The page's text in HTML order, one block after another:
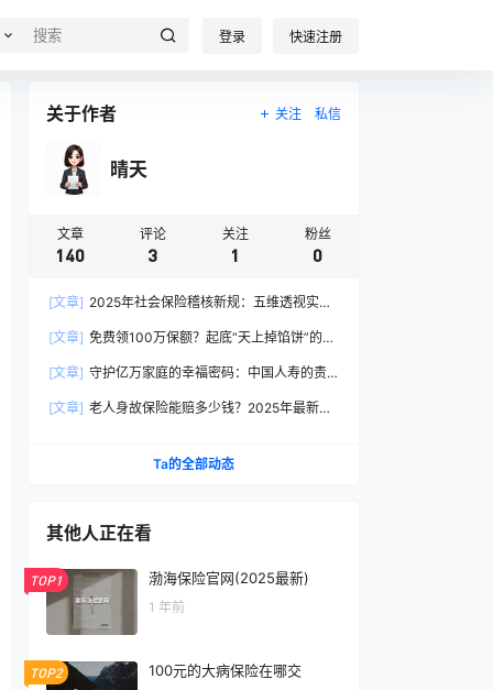
登录 快速注册
关于作者 关注 私信
晴天
文章
140
评论
3
关注
1
粉丝
0
[文章] 2025年社会保险稽核新规：五维透视实施
[文章] 免费领100万保额？起底“天上掉馅饼”的保
[文章] 守护亿万家庭的幸福密码：中国人寿的责
[文章] 老人身故保险能赔多少钱？2025年最新赔
Ta的全部动态
其他人正在看
TOP1 渤海保险官网(2025最新)
1 年前
TOP2 100元的大病保险在哪交